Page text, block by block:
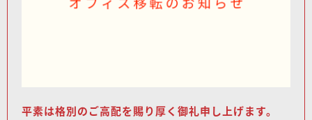
平素は格別のご高配を賜り厚く御礼申し上げます。